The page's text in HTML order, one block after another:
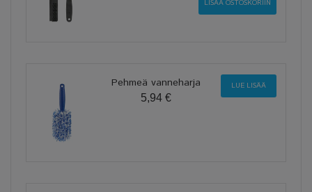
Pehmeä vanneharja
5,94 €
LUE LISÄÄ